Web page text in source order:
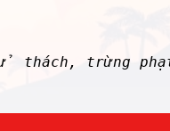
trừng